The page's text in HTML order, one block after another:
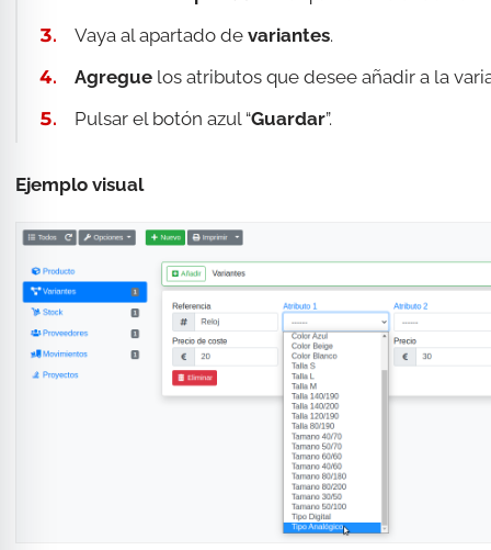
Vaya al apartado de variantes.
Agregue los atributos que desee añadir a la
Pulsar el botón azul “Guardar”.
Ejemplo visual